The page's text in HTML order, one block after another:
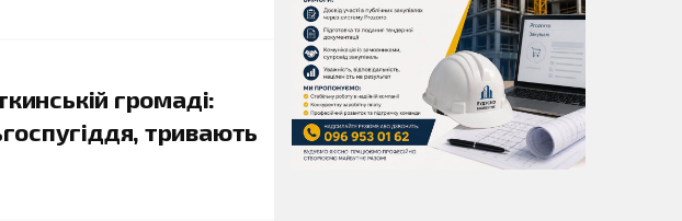
громаді:
тривають